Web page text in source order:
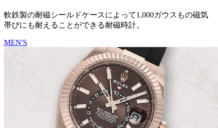
軟鉄製の耐磁シールドケースによって1,000ガウスもの磁気
帯びにも耐えることができる耐磁時計。
MEN'S